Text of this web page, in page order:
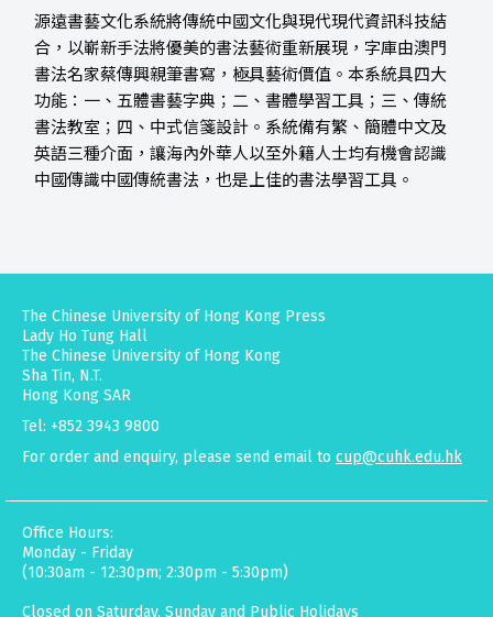
源遠書藝文化系統將傳統中國文化與現代現代資訊科技結
合，以嶄新手法將優美的書法藝術重新展現，字庫由澳門
書法名家蔡傳興親筆書寫，極具藝術價值。本系統具四大
功能：一、五體書藝字典；二、書體學習工具；三、傳統
書法教室；四、中式信箋設計。系統備有繁、簡體中文及
英語三種介面，讓海內外華人以至外籍人士均有機會認識
中國傳識中國傳統書法，也是上佳的書法學習工具。
The Chinese University of Hong Kong Press
Lady Ho Tung Hall
The Chinese University of Hong Kong
Sha Tin, N.T.
Hong Kong SAR
Tel: +852 3943 9800
For order and enquiry, please send email to cup@cuhk.edu.hk
Office Hours:
Monday - Friday
(10:30am - 12:30pm; 2:30pm - 5:30pm)
Closed on Saturday, Sunday and Public Holidays